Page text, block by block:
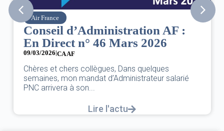
Air France
Conseil d’Administration AF :
En Direct n° 46 Mars 2026
09/03/2026|CA AF
Chères et chers collègues, Dans quelques
semaines, mon mandat d’Administrateur salarié
PNC arrivera à son...
Lire l'actu